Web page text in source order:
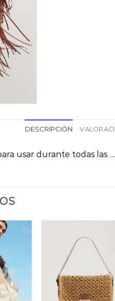
DESCRIPCIÓN
usar durante todas las …